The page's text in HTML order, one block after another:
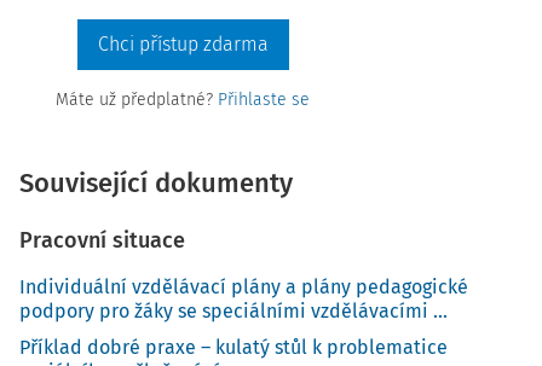
Chci přístup zdarma
Máte už předplatné? Přihlaste se
Související dokumenty
Pracovní situace
Individuální vzdělávací plány a plány pedagogické
podpory pro žáky se speciálními vzdělávacími ...
Příklad dobré praxe – kulatý stůl k problematice